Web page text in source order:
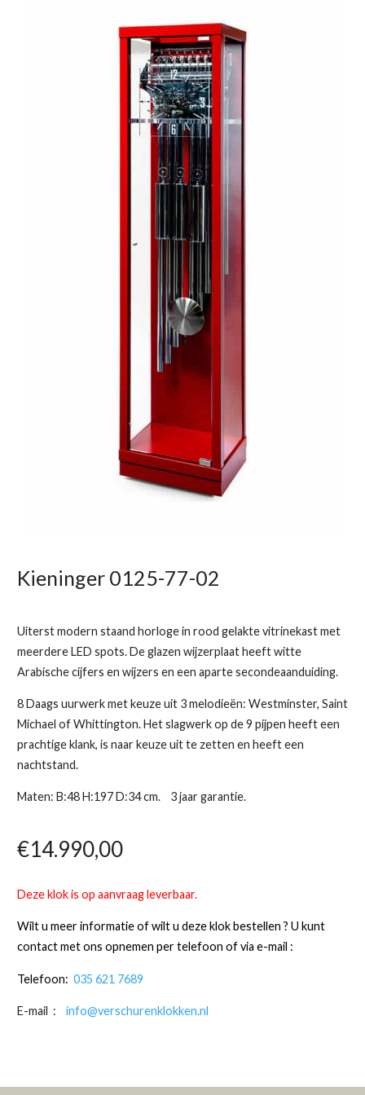
Kieninger 0125-77-02
Uiterst modern staand horloge in rood gelakte vitrinekast met
meerdere LED spots. De glazen wijzerplaat heeft witte
Arabische cijfers en wijzers en een aparte secondeaanduiding.
8 Daags uurwerk met keuze uit 3 melodieën: Westminster, Saint
Michael of Whittington. Het slagwerk op de 9 pijpen heeft een
prachtige klank, is naar keuze uit te zetten en heeft een
nachtstand.
Maten: B:48 H:197 D:34 cm. 3 jaar garantie.
€14.990,00
Deze klok is op aanvraag leverbaar.
Wilt u meer informatie of wilt u deze klok bestellen ? U kunt
contact met ons opnemen per telefoon of via e-mail :
Telefoon: 035 621 7689
E-mail : info@verschurenklokken.nl